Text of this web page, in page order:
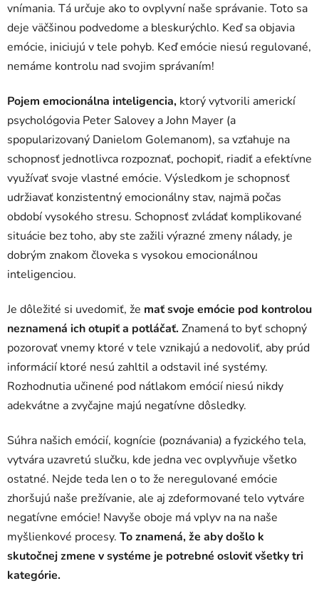
vnímania. Tá určuje ako to ovplyvní naše správanie. Toto sa
deje väčšinou podvedome a bleskurýchlo. Keď sa objavia
emócie, iniciujú v tele pohyb. Keď emócie niesú regulované,
nemáme kontrolu nad svojim správaním!
Pojem emocionálna inteligencia, ktorý vytvorili americkí
psychológovia Peter Salovey a John Mayer (a
spopularizovaný Danielom Golemanom), sa vzťahuje na
schopnosť jednotlivca rozpoznať, pochopiť, riadiť a efektívne
využívať svoje vlastné emócie. Výsledkom je schopnosť
udržiavať konzistentný emocionálny stav, najmä počas
období vysokého stresu. Schopnosť zvládať komplikované
situácie bez toho, aby ste zažili výrazné zmeny nálady, je
dobrým znakom človeka s vysokou emocionálnou
inteligenciou.
Je dôležité si uvedomiť, že mať svoje emócie pod kontrolou
neznamená ich otupiť a potláčať. Znamená to byť schopný
pozorovať vnemy ktoré v tele vznikajú a nedovoliť, aby prúd
informácií ktoré nesú zahltil a odstavil iné systémy.
Rozhodnutia učinené pod nátlakom emócií niesú nikdy
adekvátne a zvyčajne majú negatívne dôsledky.
Súhra našich emócií, kognície (poznávania) a fyzického tela,
vytvára uzavretú slučku, kde jedna vec ovplyvňuje všetko
ostatné. Nejde teda len o to že neregulované emócie
zhoršujú naše prežívanie, ale aj zdeformované telo vytváre
negatívne emócie! Navyše oboje má vplyv na na naše
myšlienkové procesy. To znamená, že aby došlo k
skutočnej zmene v systéme je potrebné osloviť všetky tri
kategórie.